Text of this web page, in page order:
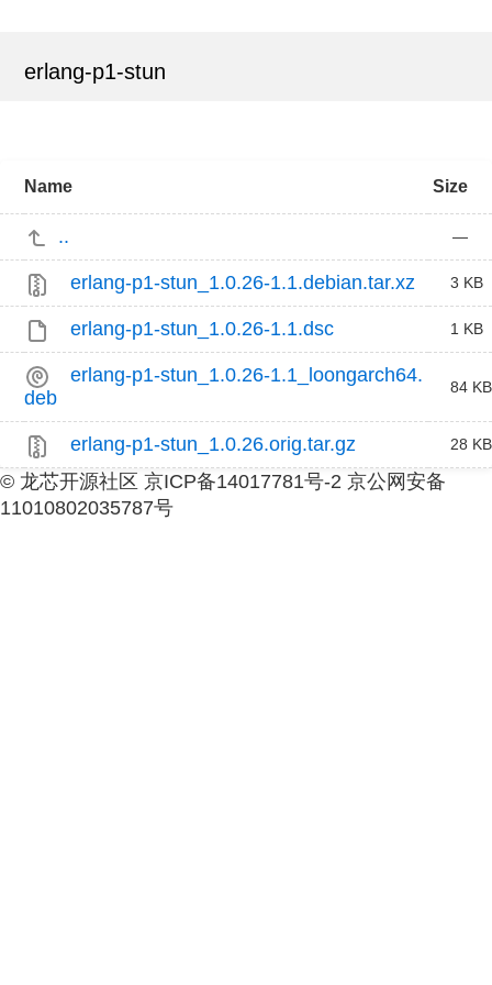
erlang-p1-stun
Name Size
.. —
erlang-p1-stun_1.0.26-1.1.debian.tar.xz 3 KB
erlang-p1-stun_1.0.26-1.1.dsc 1 KB
erlang-p1-stun_1.0.26-1.1_loongarch64.
deb
84 KB
erlang-p1-stun_1.0.26.orig.tar.gz 28 KB
© 龙芯开源社区 京ICP备14017781号-2 京公网安备
11010802035787号